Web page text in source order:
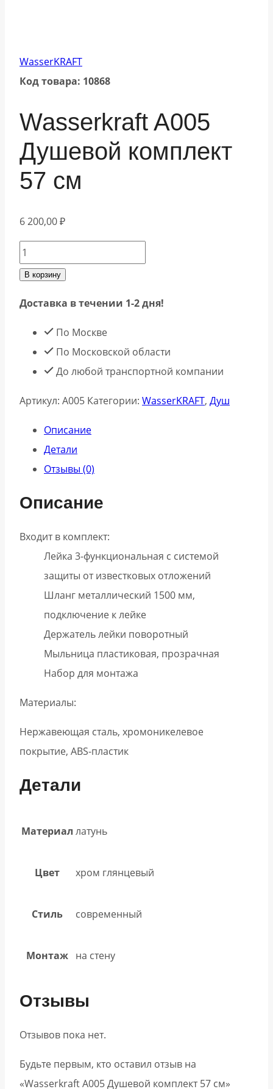
WasserKRAFT
Код товара: 10868
Wasserkraft A005
Душевой комплект
57 см
6 200,00₽
Количество
товара
A005
Душевой
комплект
В корзину
Доставка в течении 1-2 дня!
По Москве
По Московской области
До любой транспортной компании
Артикул: A005 Категории: WasserKRAFT, Душ
Описание
Детали
Отзывы (0)
Описание
Входит в комплект:
Лейка 3-функциональная с системой
защиты от известковых отложений
Шланг металлический 1500 мм,
подключение к лейке
Держатель лейки поворотный
Мыльница пластиковая, прозрачная
Набор для монтажа
Материалы:
Нержавеющая сталь, хромоникелевое
покрытие, ABS-пластик
Детали
Материал латунь
Цвет хром глянцевый
Стиль современный
Монтаж на стену
Отзывы
Отзывов пока нет.
Будьте первым, кто оставил отзыв на
«Wasserkraft A005 Душевой комплект 57 см»